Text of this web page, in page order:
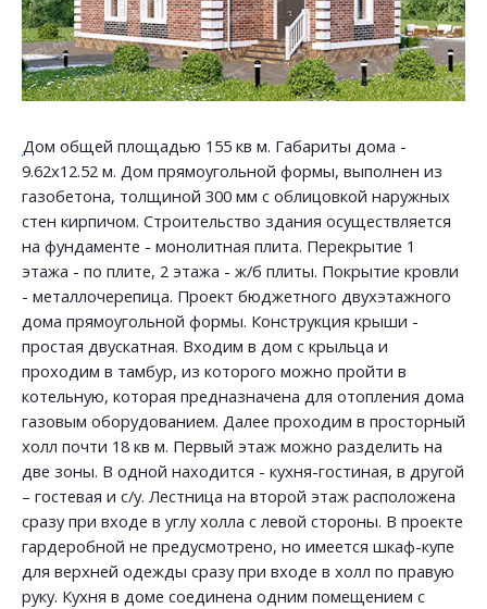
Дом общей площадью 155 кв м. Габариты дома -
9.62х12.52 м. Дом прямоугольной формы, выполнен из
газобетона, толщиной 300 мм с облицовкой наружных
стен кирпичом. Строительство здания осуществляется
на фундаменте - монолитная плита. Перекрытие 1
этажа - по плите, 2 этажа - ж/б плиты. Покрытие кровли
- металлочерепица. Проект бюджетного двухэтажного
дома прямоугольной формы. Конструкция крыши -
простая двускатная. Входим в дом с крыльца и
проходим в тамбур, из которого можно пройти в
котельную, которая предназначена для отопления дома
газовым оборудованием. Далее проходим в просторный
холл почти 18 кв м. Первый этаж можно разделить на
две зоны. В одной находится - кухня-гостиная, в другой
– гостевая и с/у. Лестница на второй этаж расположена
сразу при входе в углу холла с левой стороны. В проекте
гардеробной не предусмотрено, но имеется шкаф-купе
для верхней одежды сразу при входе в холл по правую
руку. Кухня в доме соединена одним помещением с